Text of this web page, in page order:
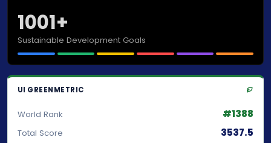
1001+
Sustainable Development Goals
UI GREENMETRIC
World Rank #1388
Total Score 3537.5